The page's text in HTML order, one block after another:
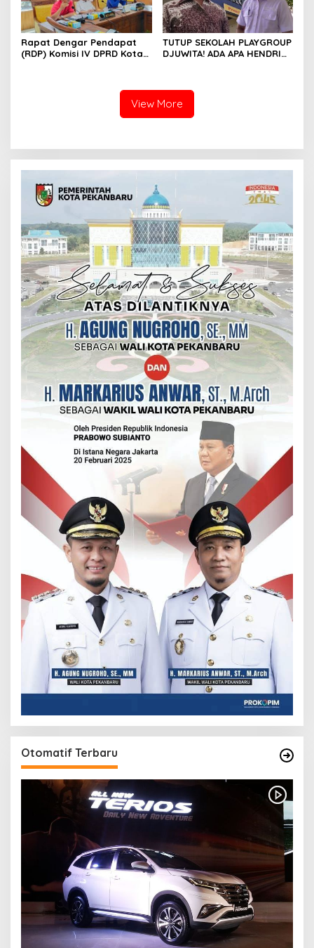
Rapat Dengar Pendapat
(RDP) Komisi IV DPRD Kota
TUTUP SEKOLAH PLAYGROUP
DJUWITA! ADA APA HENDRI
View More
Otomatif Terbaru